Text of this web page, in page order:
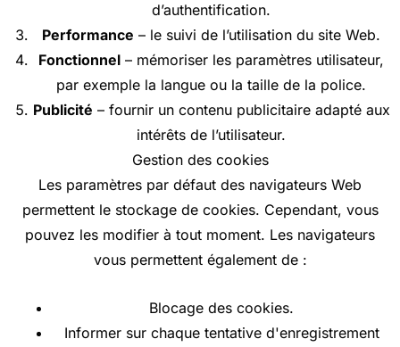
d’authentification.
Performance – le suivi de l’utilisation du site Web.
Fonctionnel – mémoriser les paramètres utilisateur,
par exemple la langue ou la taille de la police.
Publicité – fournir un contenu publicitaire adapté aux
intérêts de l’utilisateur.
Gestion des cookies
Les paramètres par défaut des navigateurs Web
permettent le stockage de cookies. Cependant, vous
pouvez les modifier à tout moment. Les navigateurs
vous permettent également de :
Blocage des cookies.
Informer sur chaque tentative d'enregistrement